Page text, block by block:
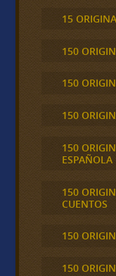
15
150
150
150
150
ESPAÑOLA
150
CUENTOS
150
150